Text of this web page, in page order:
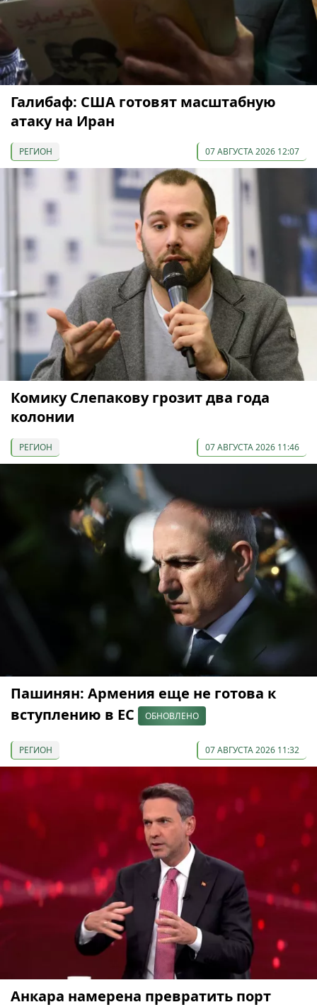
Галибаф: США готовят масштабную
атаку на Иран
РЕГИОН 07 АВГУСТА 2026 12:07
Комику Слепакову грозит два года
колонии
РЕГИОН 07 АВГУСТА 2026 11:46
Пашинян: Армения еще не готова к
вступлению в ЕС
ОБНОВЛЕНО
РЕГИОН 07 АВГУСТА 2026 11:32
Анкара намерена превратить порт